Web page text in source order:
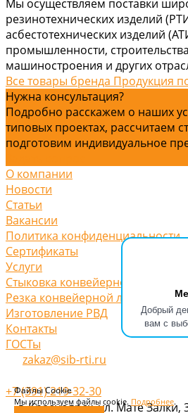
Добрый
вам с
Файлы Cookie
Мы используем файлы cookie. Подробнее.
Мы осуществляем поставки
резинотехнических изделий
асбестотехнических изделий
промышленности,
машиностроения и других
Все товары бренда Продукция
Нужна консультация?
Подробно расскажем о наших
типовых проектах, рассчитаем
подготовим индивидуальное
О компании
Новости
Статьи
Вакансии
Политика конфиденциальности
Сертификаты
Услуги
Стыковка конвейерной ленты
Резка конвейерной ленты
Изготовление РВД
Контакты
ГОСТы
zakaz@sib-rti.ru
+7 (391) 219-32-30
г. Красноярск, ул. Мате Залки,